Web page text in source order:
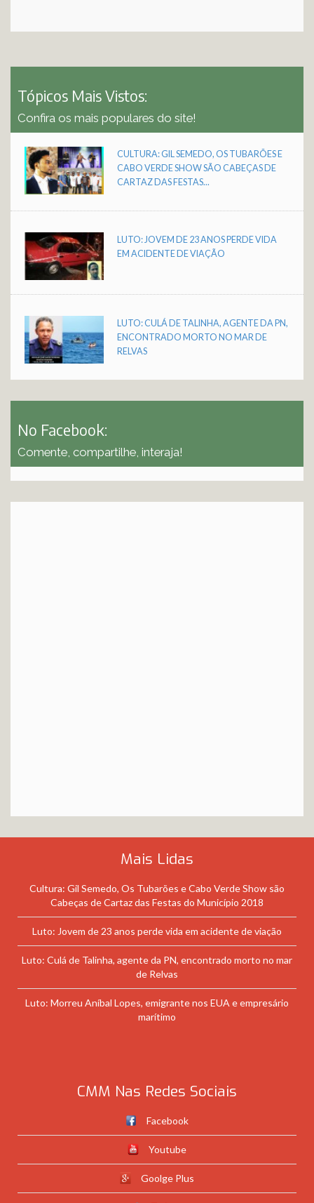
Tópicos Mais Vistos:
Confira os mais populares do site!
CULTURA: GIL SEMEDO, OS TUBARÕES E
CABO VERDE SHOW SÃO CABEÇAS DE
CARTAZ DAS FESTAS...
LUTO: JOVEM DE 23 ANOS PERDE VIDA
EM ACIDENTE DE VIAÇÃO
LUTO: CULÁ DE TALINHA, AGENTE DA PN,
ENCONTRADO MORTO NO MAR DE
RELVAS
No Facebook:
Comente, compartilhe, interaja!
Mais Lidas
Cultura: Gil Semedo, Os Tubarões e Cabo Verde Show são
Cabeças de Cartaz das Festas do Município 2018
Luto: Jovem de 23 anos perde vida em acidente de viação
Luto: Culá de Talinha, agente da PN, encontrado morto no mar
de Relvas
Luto: Morreu Aníbal Lopes, emigrante nos EUA e empresário
marítimo
CMM Nas Redes Sociais
Facebook
Youtube
Goolge Plus